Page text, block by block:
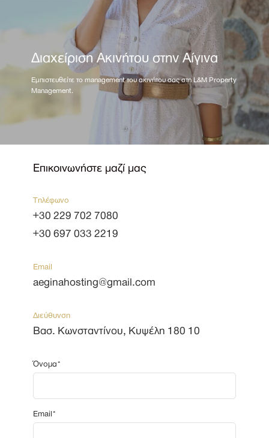
Διαχείριση Ακινήτου στην Αίγινα
Εμπιστευθείτε το management του ακινήτου σας στη L&M Property
Management.
Επικοινωνήστε μαζί μας
Τηλέφωνο
+30 229 702 7080
+30 697 033 2219
Email
aeginahosting@gmail.com
Διεύθυνση
Βασ. Κωνσταντίνου, Κυψέλη 180 10
Όνομα*
Εmail*